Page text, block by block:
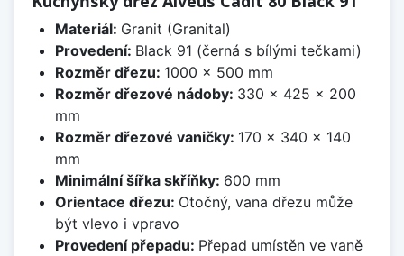
Materiál: Granit (Granital)
Provedení: Black 91 (černá s bílými tečkami)
Rozměr dřezu: 1000 x 500 mm
Rozměr dřezové nádoby: 330 x 425 x 200
mm
Rozměr dřezové vaničky: 170 x 340 x 140
mm
Minimální šířka skříňky: 600 mm
Orientace dřezu: Otočný, vana dřezu může
být vlevo i vpravo
Provedení přepadu: Přepad umístěn ve vaně